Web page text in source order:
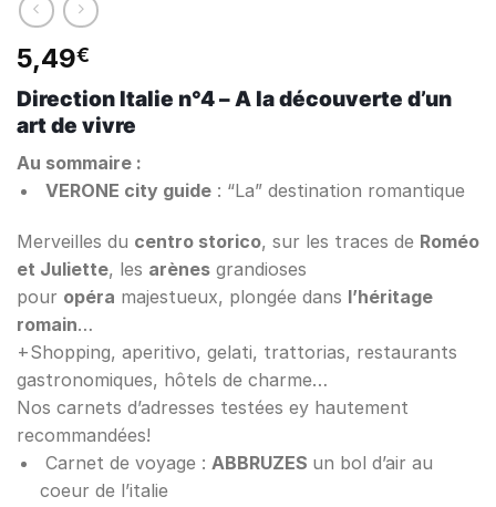
5,49€
Direction Italie n°4 – A la découverte d’un
art de vivre
Au sommaire :
VERONE city guide: “La” destination romantique
Merveilles du centro storico, sur les traces de Roméo
et Juliette, les arènes grandioses
pour opéra majestueux, plongée dans l’héritage
romain…
+Shopping, aperitivo, gelati, trattorias, restaurants
gastronomiques, hôtels de charme…
Nos carnets d’adresses testées ey hautement
recommandées!
Carnet de voyage : ABBRUZES un bol d’air au
coeur de l’italie